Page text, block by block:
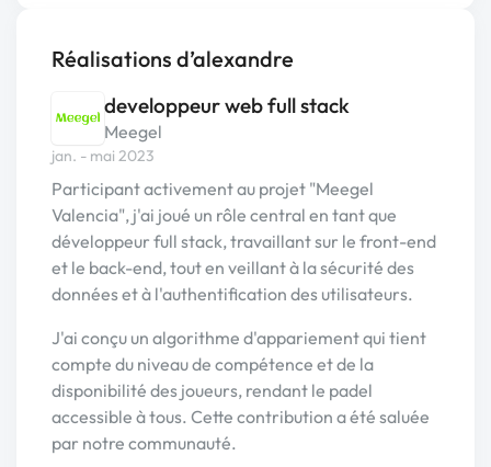
Réalisations d’alexandre
developpeur web full stack
Meegel
jan. - mai 2023
Participant activement au projet "Meegel
Valencia", j'ai joué un rôle central en tant que
développeur full stack, travaillant sur le front-end
et le back-end, tout en veillant à la sécurité des
données et à l'authentification des utilisateurs.
J'ai conçu un algorithme d'appariement qui tient
compte du niveau de compétence et de la
disponibilité des joueurs, rendant le padel
accessible à tous. Cette contribution a été saluée
par notre communauté.